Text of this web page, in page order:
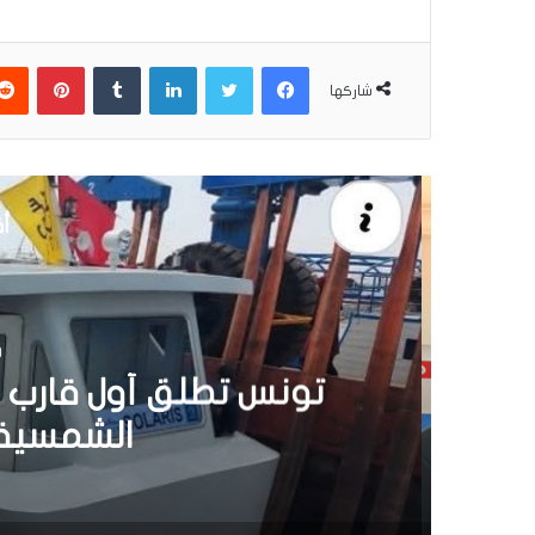
شاركها
فيسبوكتويتر لينكدإن
30
تونس تطلق أول قارب